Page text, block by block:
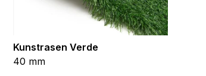
Kunstrasen Verde
40 mm